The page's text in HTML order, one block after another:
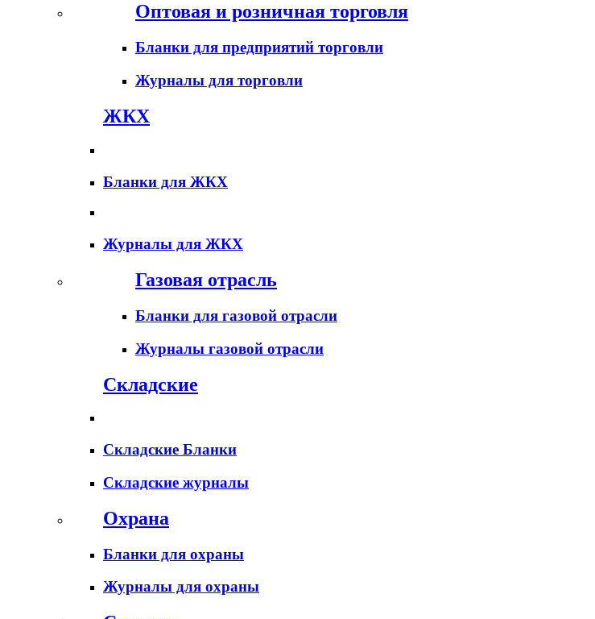
Оптовая и розничная торговля
Бланки для предприятий торговли
Журналы для торговли
ЖКХ
Бланки для ЖКХ
Журналы для ЖКХ
Газовая отрасль
Бланки для газовой отрасли
Журналы газовой отрасли
Складские
Складские Бланки
Складские журналы
Охрана
Бланки для охраны
Журналы для охраны